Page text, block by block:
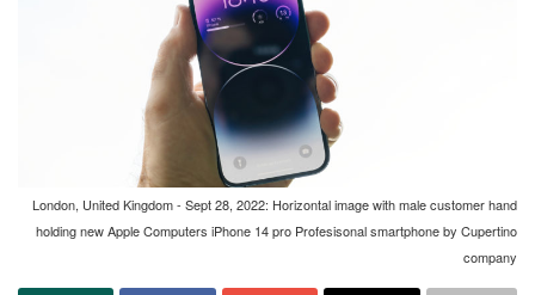
London, United Kingdom - Sept 28, 2022: Horizontal image with male customer hand
holding new Apple Computers iPhone 14 pro Profesisonal smartphone by Cupertino
company